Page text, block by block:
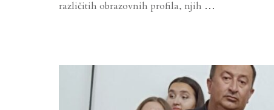
različitih obrazovnih profila, njih …